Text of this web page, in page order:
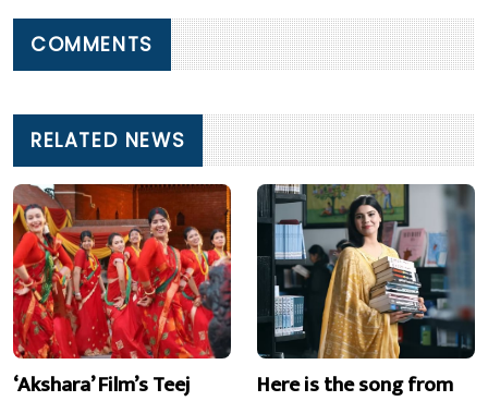
COMMENTS
RELATED NEWS
‘Akshara’ Film’s Teej
Here is the song from